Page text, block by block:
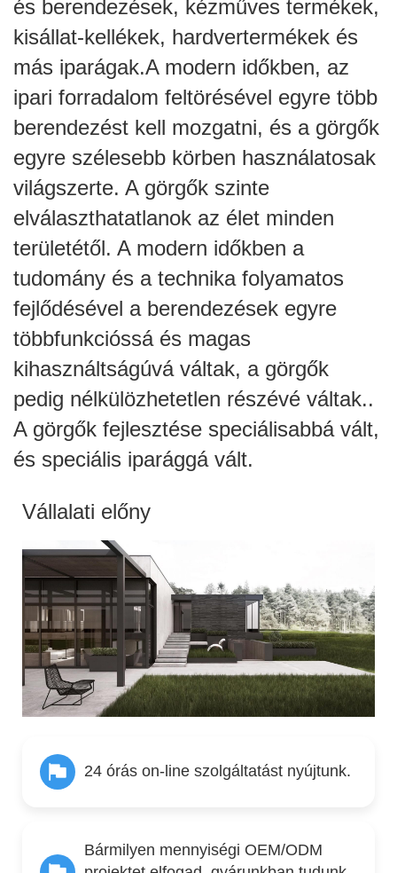
és berendezések, kézműves termékek,
kisállat-kellékek, hardvertermékek és
más iparágak.A modern időkben, az
ipari forradalom feltörésével egyre több
berendezést kell mozgatni, és a görgők
egyre szélesebb körben használatosak
világszerte. A görgők szinte
elválaszthatatlanok az élet minden
területétől. A modern időkben a
tudomány és a technika folyamatos
fejlődésével a berendezések egyre
többfunkcióssá és magas
kihasználtságúvá váltak, a görgők
pedig nélkülözhetetlen részévé váltak..
A görgők fejlesztése speciálisabbá vált,
és speciális iparággá vált.
Vállalati előny
24 órás on-line szolgáltatást nyújtunk.
Bármilyen mennyiségi OEM/ODM